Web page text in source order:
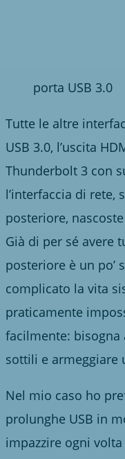
porta USB 3.0
Tutte le altre
USB 3.0, l’uscita
Thunderbolt 3 con
l’interfaccia di rete,
posteriore,
Già di per sé avere
posteriore è un po’
complicato la vita
praticamente
facilmente: bisogna
sottili e armeggiare
Nel mio caso ho
prolunghe USB in
impazzire ogni